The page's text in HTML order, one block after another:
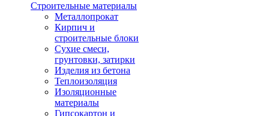
Строительные материалы
Металлопрокат
Кирпич и
строительные блоки
Сухие смеси,
грунтовки, затирки
Изделия из бетона
Теплоизоляция
Изоляционные
материалы
Гипсокартон и